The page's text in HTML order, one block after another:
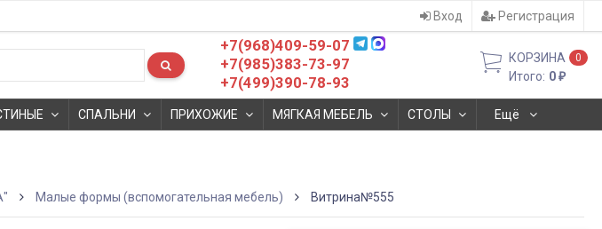
Вход Регистрация
+7(968)409-59-07
+7(985)383-73-97
+7(499)390-78-93
КОРЗИНА 0
Итого: 0₽
СПАЛЬНИ ПРИХОЖИЕ МЯГКАЯ МЕБЕЛЬ СТОЛЫ Ещё
Малые формы (вспомогательная мебель) Витрина№555